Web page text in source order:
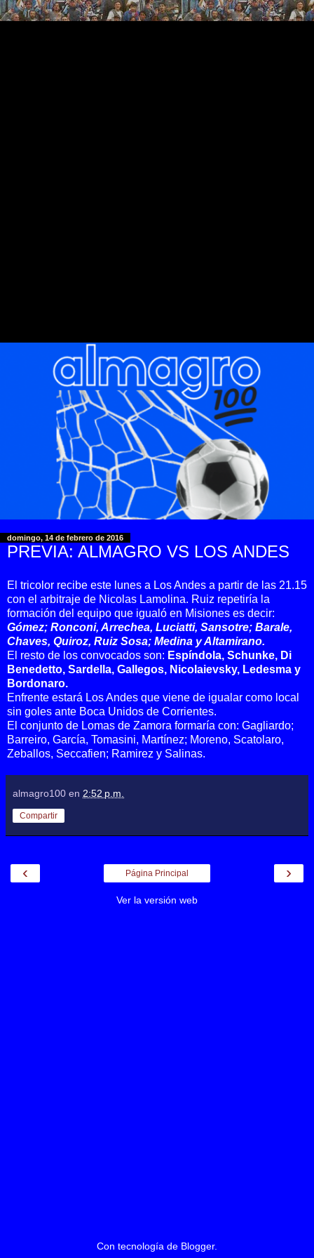
domingo, 14 de febrero de 2016
PREVIA: ALMAGRO VS LOS ANDES
El tricolor recibe este lunes a Los Andes a partir de las 21.15
con el arbitraje de Nicolas Lamolina. Ruiz repetiría la
formación del equipo que igualó en Misiones es decir:
Gómez; Ronconi, Arrechea, Luciatti, Sansotre; Barale,
Chaves, Quiroz, Ruiz Sosa; Medina y Altamirano.
El resto de los convocados son: Espíndola, Schunke, Di
Benedetto, Sardella, Gallegos, Nicolaievsky, Ledesma y
Bordonaro.
Enfrente estará Los Andes que viene de igualar como local
sin goles ante Boca Unidos de Corrientes.
El conjunto de Lomas de Zamora formaría con: Gagliardo;
Barreiro, García, Tomasini, Martínez; Moreno, Scatolaro,
Zeballos, Seccafien; Ramirez y Salinas.
almagro100 en 2:52 p.m.
Compartir
‹ ›
Página Principal
Ver la versión web
Con tecnología de Blogger.